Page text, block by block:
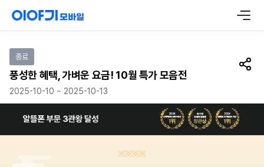
종료
풍성한 혜택, 가벼운 요금! 10월 특가 모음전 공유
2025-10-10 ~ 2025-10-13